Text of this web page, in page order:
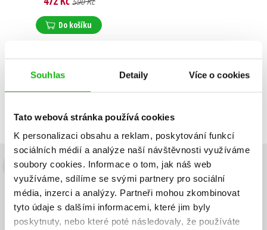
Souhlas Detaily Více o cookies
Tato webová stránka používá cookies
K personalizaci obsahu a reklam, poskytování funkcí
sociálních médií a analýze naší návštěvnosti využíváme
soubory cookies. Informace o tom, jak náš web
využíváme, sdílíme se svými partnery pro sociální
média, inzerci a analýzy. Partneři mohou zkombinovat
tyto údaje s dalšími informacemi, které jim byly
poskytnuty, nebo které poté následovaly, že používáte
Do košíku
Zobraz záznamů
Zobrazuji 1 až 1 z celkem 1 záznamů
Budete to vědět jako první!
Zajímá Vás, jaký knižní hit právě vychází, na jaké zboží je výhodná
sleva, jaká běží soutěž o ceny? Přihlášením k odběru našich e-
mailových novineksouhlasíte se zpracováním osobních údajů.